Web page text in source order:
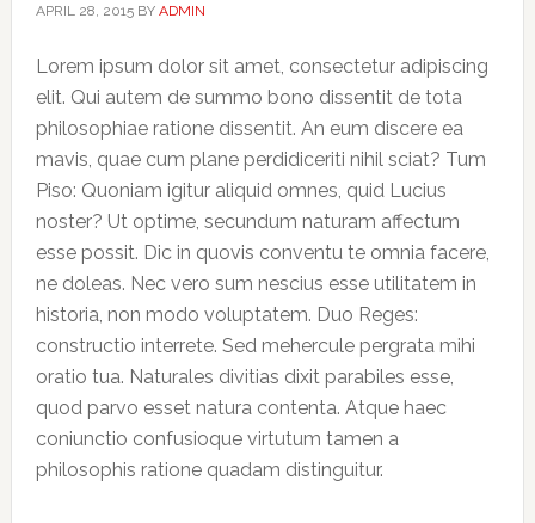
APRIL 28, 2015BY ADMIN
Lorem ipsum dolor sit amet, consectetur adipiscing
elit. Qui autem de summo bono dissentit de tota
philosophiae ratione dissentit. An eum discere ea
mavis, quae cum plane perdidiceriti nihil sciat? Tum
Piso: Quoniam igitur aliquid omnes, quid Lucius
noster? Ut optime, secundum naturam affectum
esse possit. Dic in quovis conventu te omnia facere,
ne doleas. Nec vero sum nescius esse utilitatem in
historia, non modo voluptatem. Duo Reges:
constructio interrete. Sed mehercule pergrata mihi
oratio tua. Naturales divitias dixit parabiles esse,
quod parvo esset natura contenta. Atque haec
coniunctio confusioque virtutum tamen a
philosophis ratione quadam distinguitur.